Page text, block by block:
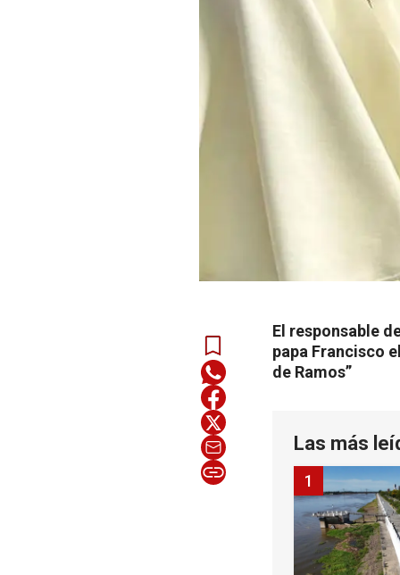
El responsable
papa Francisco
de Ramos”
Las más
1